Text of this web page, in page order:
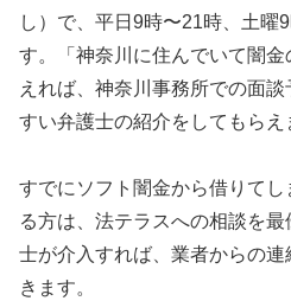
し）で、平日9時〜21時、土曜
す。「神奈川に住んでいて闇
えれば、神奈川事務所での面
すい弁護士の紹介をしてもらえ
すでにソフト闇金から借りて
る方は、法テラスへの相談を
士が介入すれば、業者からの
きます。